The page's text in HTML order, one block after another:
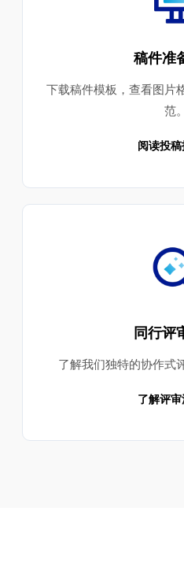
稿件准
下载稿件模板，查看图片
范。
阅读投
同行评
了解我们独特的协作式
了解评